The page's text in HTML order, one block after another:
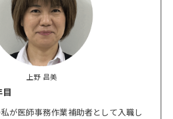
上野 昌美
が医師事務作業補助者として入職し